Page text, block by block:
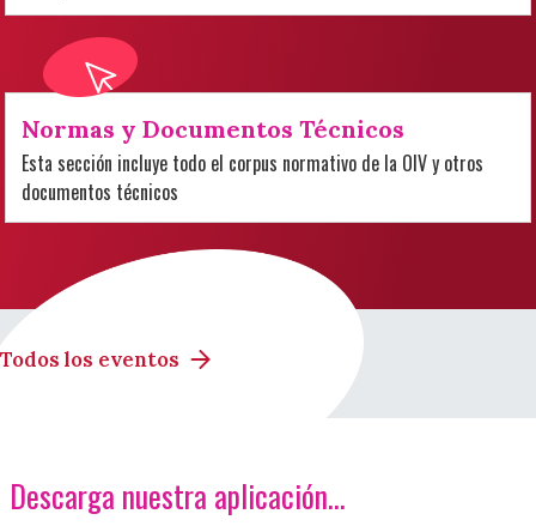
Normas y Documentos Técnicos
Esta sección incluye todo el corpus normativo de la OIV y otros
documentos técnicos
Todos los eventos
Descarga nuestra aplicación…